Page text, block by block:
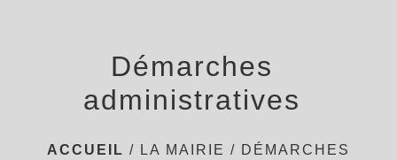
Démarches
administratives
ACCUEIL / LA MAIRIE / DÉMARCHES